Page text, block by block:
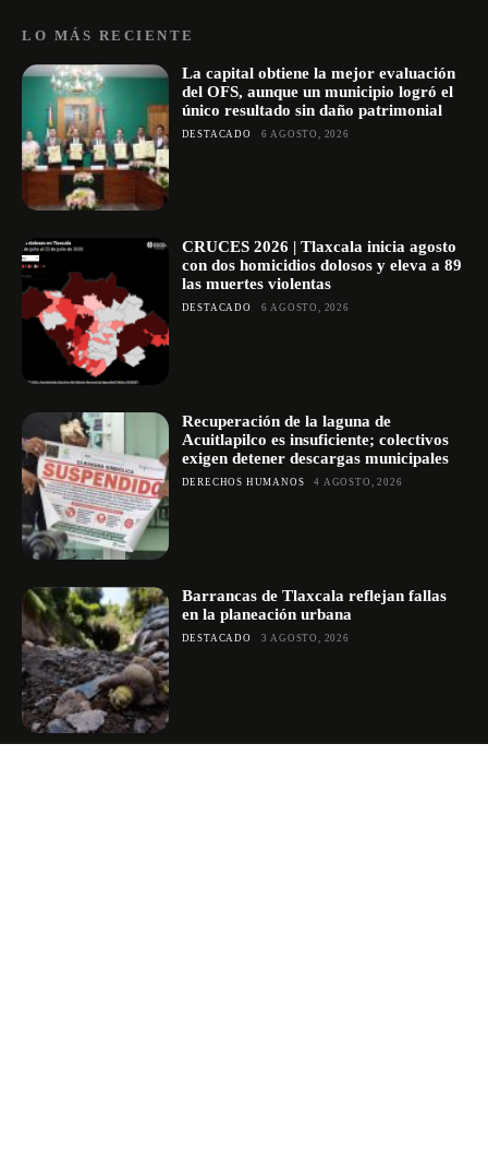
LO MÁS RECIENTE
La capital obtiene la mejor evaluación
del OFS, aunque un municipio logró el
único resultado sin daño patrimonial
DESTACADO 6 AGOSTO, 2026
CRUCES 2026 | Tlaxcala inicia agosto
con dos homicidios dolosos y eleva a 89
las muertes violentas
DESTACADO 6 AGOSTO, 2026
Recuperación de la laguna de
Acuitlapilco es insuficiente; colectivos
exigen detener descargas municipales
DERECHOS HUMANOS 4 AGOSTO, 2026
Barrancas de Tlaxcala reflejan fallas
en la planeación urbana
DESTACADO 3 AGOSTO, 2026